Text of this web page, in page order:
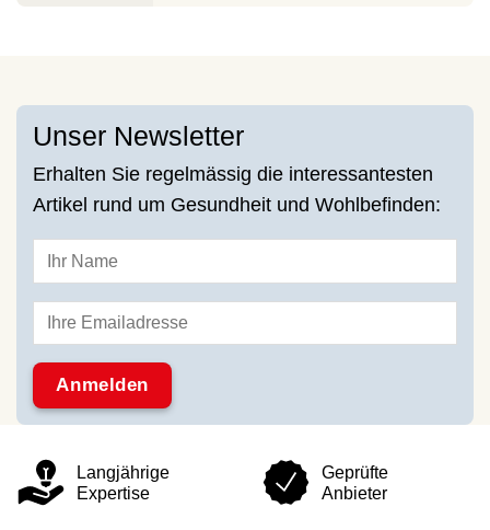
Unser Newsletter
Erhalten Sie regelmässig die interessantesten
Artikel rund um Gesundheit und Wohlbefinden:
Langjährige
Expertise
Geprüfte
Anbieter